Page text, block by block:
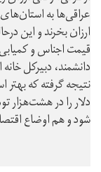
عراقی‌ها به
ارزان بخرند و این
قیمت اجناس و
دانشمند، دبیرکل
نتیجه گرفته که بهتر
دلار را در هشت‌هزار
شود و هم اوضاع